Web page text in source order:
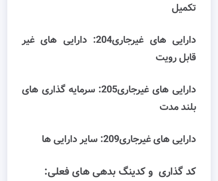
ﺗﮑﻤﯿﻞ
دارایی های غیرجاری204: داراﯾﯽ ﻫﺎی غیر
قابل رویت
دارایی های غیرجاری205: ﺳﺮﻣﺎﯾﻪ ﮔﺬاری ﻫﺎی
ﺑﻠﻨﺪ ﻣﺪت
دارایی های غیرجاری209: ﺳﺎﯾﺮ داراﯾﯽ ﻫﺎ
کد گذاری و کدینگ بدهی های فعلی: